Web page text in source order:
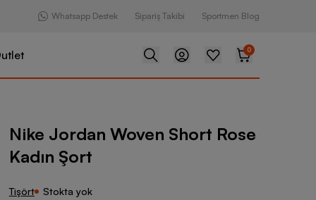
Whatsapp Destek Sipariş Takibi Sportmen Blog
0
Short Rose Kadın Şort
Nike Jordan Woven Short Rose
Kadın Şort
Tişört Stokta yok